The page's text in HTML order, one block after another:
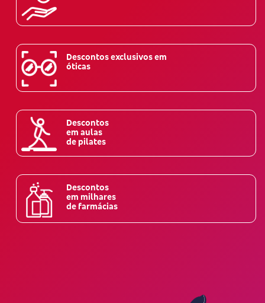
Descontos exclusivos em
óticas
Descontos
em aulas
de pilates
Descontos
em milhares
de farmácias